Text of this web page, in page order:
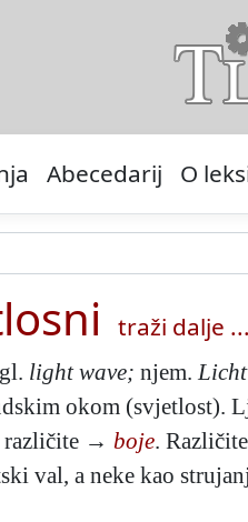
Abecedarij O
traži dalje ...
light wave; njem.
okom (svjetlost).
različite → boje.
val, a neke kao